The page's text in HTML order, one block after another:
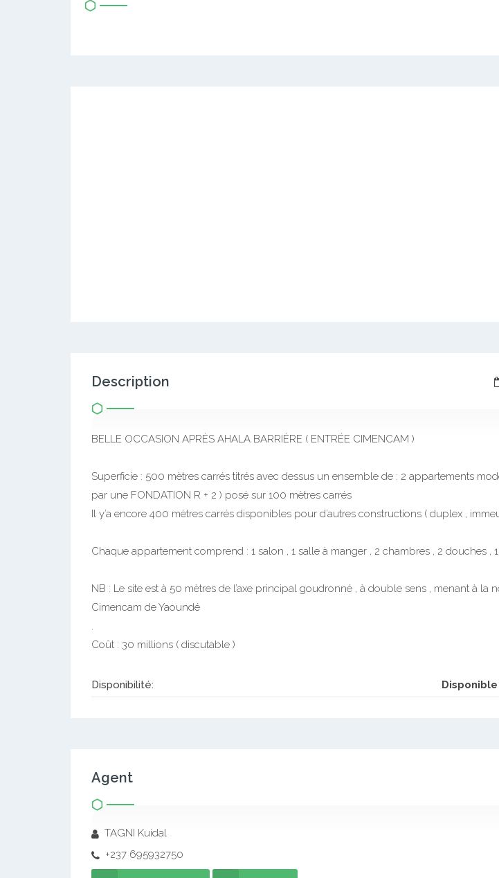
Description
BELLE OCCASION APRÈS AHALA BARRIÈRE ( ENTRÉE CIMENCAM )
Superficie : 500 mètres carrés titrés avec dessus un ensemble de : 2 appartements
par une FONDATION R + 2 ) posé sur 100 mètres carrés
Il y’a encore 400 mètres carrés disponibles pour d’autres constructions ( duplex ,
Chaque appartement comprend : 1 salon , 1 salle à manger , 2 chambres , 2 douches ,
NB : Le site est à 50 mètres de l’axe principal goudronné , à double sens , menant à la
Cimencam de Yaoundé
.
Coût : 30 millions ( discutable )
Disponibilité:
Agent
TAGNI Kuidal
+237 695932750